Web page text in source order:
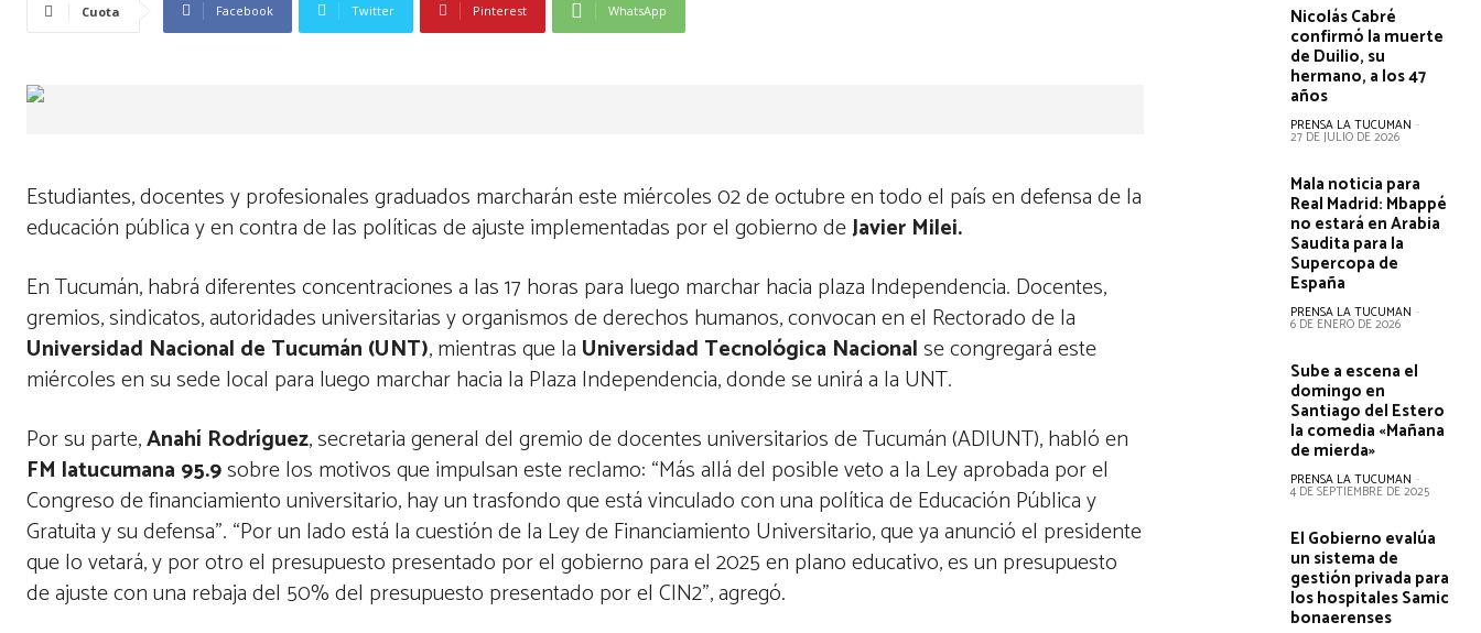
Cuota Facebook Twitter Pinterest WhatsApp
Estudiantes, docentes y profesionales graduados marcharán este miércoles 02 de octubre en todo el país en defensa de la
educación pública y en contra de las políticas de ajuste implementadas por el gobierno deJavier Milei.
En Tucumán, habrá diferentes concentraciones a las 17 horas para luego marchar hacia plaza Independencia. Docentes,
gremios, sindicatos, autoridades universitarias y organismos de derechos humanos, convocan en el Rectorado de la
Universidad Nacional de Tucumán (UNT), mientras que la Universidad Tecnológica Nacionalse congregará este
miércoles en su sede local para luego marchar hacia la Plaza Independencia, donde se unirá a la UNT.
Por su parte,Anahí Rodríguez, secretaria general del gremio de docentes universitarios de Tucumán (ADIUNT), habló en
FM latucumana 95.9sobre los motivos que impulsan este reclamo: “Más allá del posible veto a la Ley aprobada por el
Congreso de financiamiento universitario, hay un trasfondo que está vinculado con una política de Educación Pública y
Gratuita y su defensa”. “Por un lado está la cuestión de la Ley de Financiamiento Universitario, que ya anunció el presidente
que lo vetará, y por otro el presupuesto presentado por el gobierno para el 2025 en plano educativo, es un presupuesto
de ajuste con una rebaja del 50% del presupuesto presentado por el CIN2”, agregó.
Nicolás Cabré
confirmó la muerte
de Duilio, su
hermano, a los 47
años
PRENSA LA TUCUMAN -
27 DE JULIO DE 2026
Mala noticia para
Real Madrid: Mbappé
no estará en Arabia
Saudita para la
Supercopa de
España
PRENSA LA TUCUMAN -
6 DE ENERO DE 2026
Sube a escena el
domingo en
Santiago del Estero
la comedia «Mañana
de mierda»
PRENSA LA TUCUMAN -
4 DE SEPTIEMBRE DE 2025
El Gobierno evalúa
un sistema de
gestión privada para
los hospitales Samic
bonaerenses